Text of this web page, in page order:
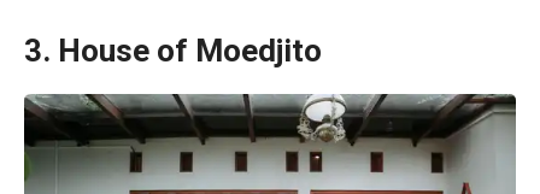
3. House of Moedjito